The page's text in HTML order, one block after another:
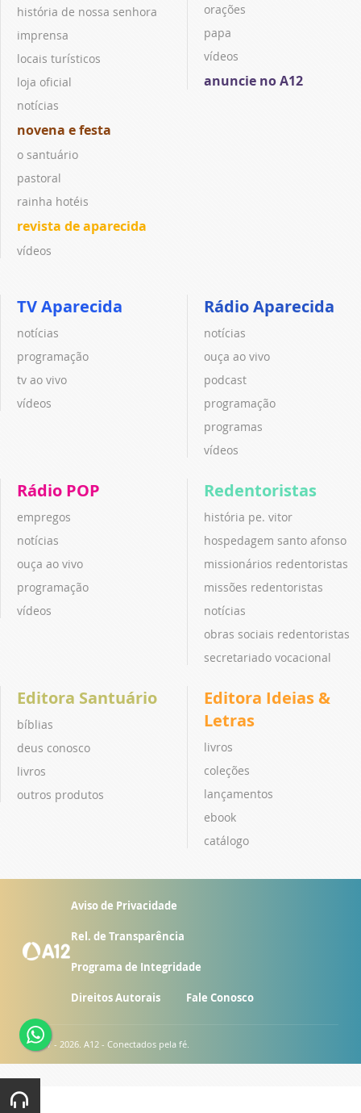
história de nossa senhora
imprensa
locais turísticos
loja oficial
notícias
novena e festa
o santuário
pastoral
rainha hotéis
revista de aparecida
vídeos
orações
papa
vídeos
anuncie no A12
TV Aparecida
notícias
programação
tv ao vivo
vídeos
Rádio Aparecida
notícias
ouça ao vivo
podcast
programação
programas
vídeos
Rádio POP
empregos
notícias
ouça ao vivo
programação
vídeos
Redentoristas
história pe. vitor
hospedagem santo afonso
missionários redentoristas
missões redentoristas
notícias
obras sociais redentoristas
secretariado vocacional
Editora Santuário
bíblias
deus conosco
livros
outros produtos
Editora Ideias &
Letras
livros
coleções
lançamentos
ebook
catálogo
Aviso de Privacidade
Rel. de Transparência
Programa de Integridade
Direitos Autorais Fale Conosco
© 2007 - 2026. A12 - Conectados pela fé.